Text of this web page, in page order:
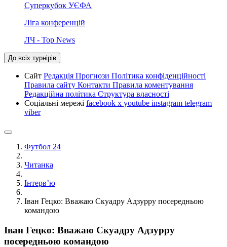
Суперкубок УЄФА
Ліга конференцій
ЛЧ - Top News
До всіх турнірів
Сайт Редакція Прогнози Політика конфіденційності
Правила сайту Контакти Правила коментування
Редакційна політика Структура власності
Соціальні мережі facebook x youtube instagram telegram
viber
Футбол 24
Читанка
Інтерв’ю
Іван Гецко: Вважаю Скуадру Адзурру посередньою
командою
Іван Гецко: Вважаю Скуадру Адзурру
посередньою командою